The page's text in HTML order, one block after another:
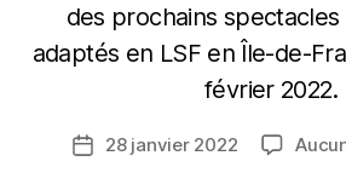
des prochains
adaptés en LSF en Île-de-
février 2022.
Auteur
de
P
a
r
A
E
Date28 janvier 2022